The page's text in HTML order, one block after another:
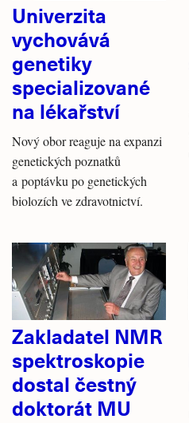
Univerzita
vychovává
genetiky
specializované
na lékařství
Nový obor reaguje na expanzi
genetických poznatků
a poptávku po genetických
biolozích ve zdravotnictví.
Zakladatel NMR
spektroskopie
dostal čestný
doktorát MU